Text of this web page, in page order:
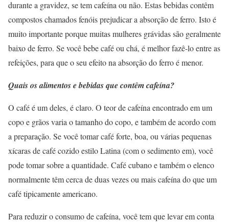
durante a gravidez, se tem cafeína ou não. Estas bebidas contêm
compostos chamados fenóis prejudicar a absorção de ferro. Isto é
muito importante porque muitas mulheres grávidas são geralmente
baixo de ferro. Se você bebe café ou chá, é melhor fazê-lo entre as
refeições, para que o seu efeito na absorção do ferro é menor.
Quais os alimentos e bebidas que contêm cafeína?
O café é um deles, é claro. O teor de cafeína encontrado em um
copo e grãos varia o tamanho do copo, e também de acordo com
a preparação. Se você tomar café forte, boa, ou várias pequenas
xícaras de café cozido estilo Latina (com o sedimento em), você
pode tomar sobre a quantidade. Café cubano e também o elenco
normalmente têm cerca de duas vezes ou mais cafeína do que um
café tipicamente americano.
Para reduzir o consumo de cafeína, você tem que levar em conta